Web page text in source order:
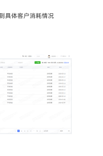
具体客户消耗情况